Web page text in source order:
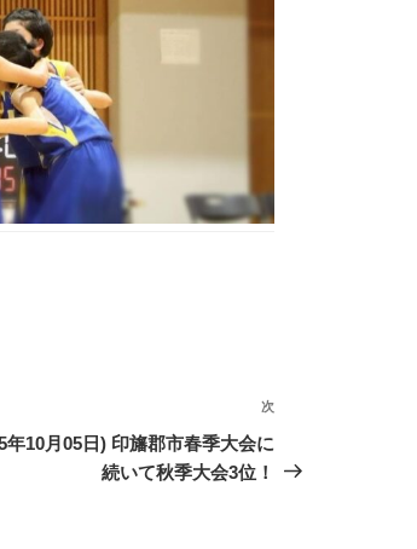
次
投
次
年10月05日) 印旛郡市春季大会に
続いて秋季大会3位！